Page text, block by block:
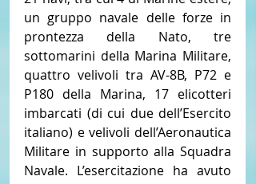
un gruppo navale delle forze in
prontezza della Nato, tre
sottomarini della Marina Militare,
quattro velivoli tra AV-8B, P72 e
P180 della Marina, 17 elicotteri
imbarcati (di cui due dell’Esercito
italiano) e velivoli dell’Aeronautica
Militare in supporto alla Squadra
Navale. L’esercitazione ha avuto